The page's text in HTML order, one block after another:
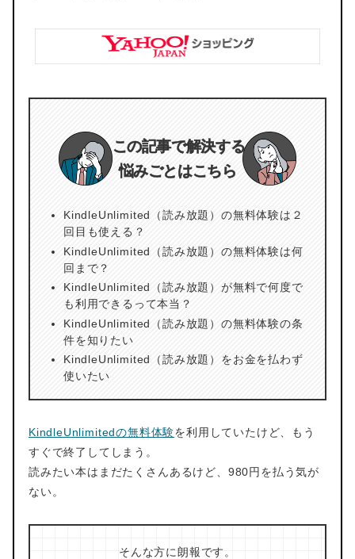
この記事で解決する
悩みごとはこちら
KindleUnlimited（読み放題）の無料体験は２
回目も使える？
KindleUnlimited（読み放題）の無料体験は何
回まで？
KindleUnlimited（読み放題）が無料で何度で
も利用できるって本当？
KindleUnlimited（読み放題）の無料体験の条
件を知りたい
KindleUnlimited（読み放題）をお金を払わず
使いたい
KindleUnlimitedの無料体験を利用していたけど、もう
すぐで終了してしまう。
読みたい本はまだたくさんあるけど、980円を払う気が
ない。
そんな方に朗報です。